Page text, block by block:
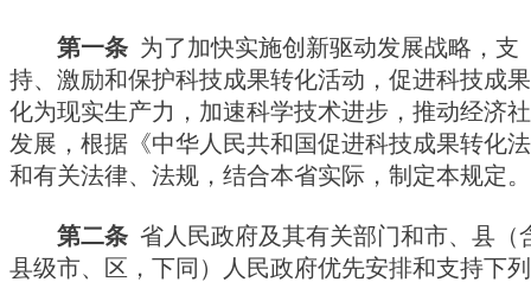
第一条 为了加快实施创新驱动发展战略，支
持、激励和保护科技成果转化活动，促进科技成
化为现实生产力，加速科学技术进步，推动经济
发展，根据《中华人民共和国促进科技成果转化
和有关法律、法规，结合本省实际，制定本规定。
第二条 省人民政府及其有关部门和市、县（
县级市、区，下同）人民政府优先安排和支持下